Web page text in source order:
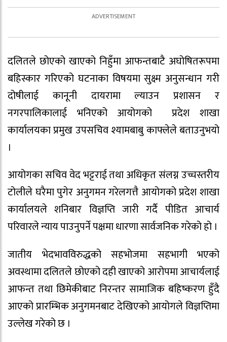
दलितले छोएको खाएको निहुँमा आफन्तबाटै अघोषितरूपमा
बहिस्कार गरिएको घटनाका विषयमा सुक्ष्म अनुसन्धान गरी
दोषीलाई कानूनी दायरामा ल्याउन प्रशासन र
नगरपालिकालाई भनिएको आयोगको प्रदेश शाखा
कार्यालयका प्रमुख उपसचिव श्यामबाबु काफ्लेले बताउनुभयो
।
आयोगका सचिव वेद भट्टराई तथा अधिकृत संलग्न उच्चस्तरीय
टोलीले घरैमा पुगेर अनुगमन गरेलगत्तै आयोगको प्रदेश शाखा
कार्यालयले शनिबार विज्ञप्ति जारी गर्दै पीडित आचार्य
परिवारले न्याय पाउनुपर्ने पक्षमा धारणा सार्वजनिक गरेको हो ।
जातीय भेदभावविरुद्धको सहभोजमा सहभागी भएको
अवस्थामा दलितले छोएको दही खाएको आरोपमा आचार्यलाई
आफन्त तथा छिमेकीबाट निरन्तर सामाजिक बहिष्करण हुँदै
आएको प्रारम्भिक अनुगमनबाट देखिएको आयोगले विज्ञप्तिमा
उल्लेख गरेको छ ।